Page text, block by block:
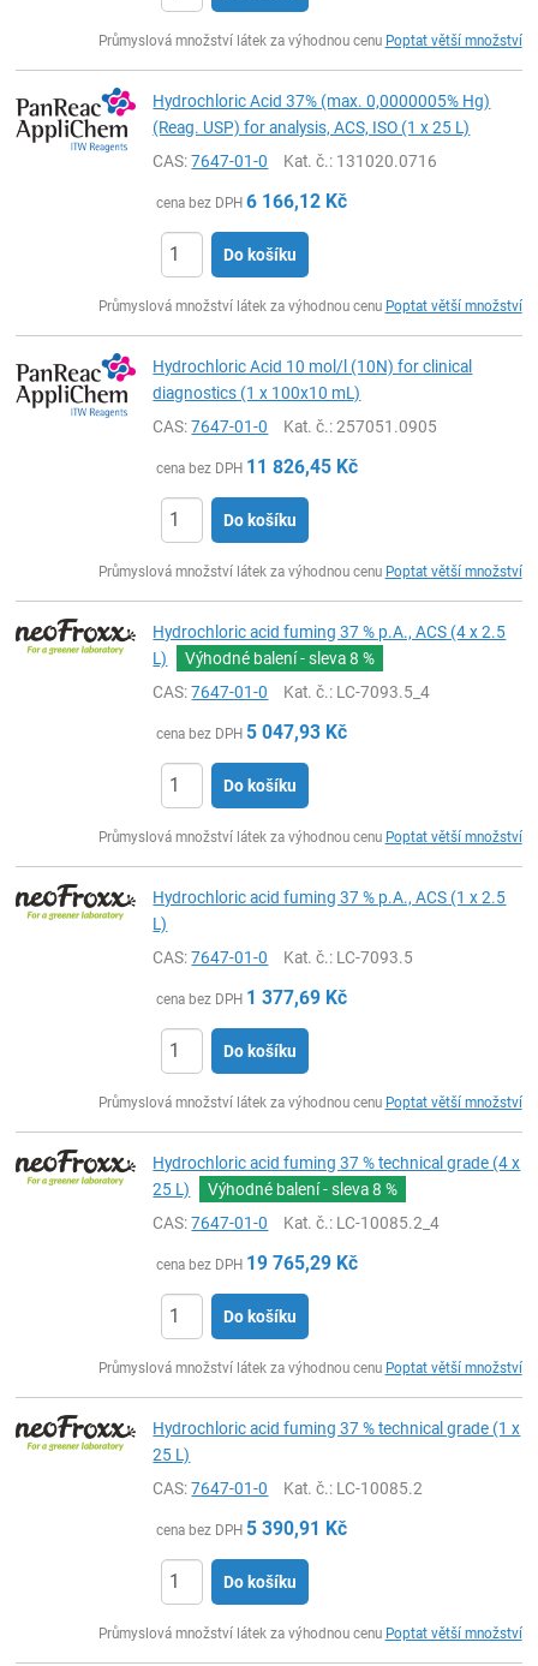
Průmyslová množství látek za výhodnou cenu Poptat větší množství
Hydrochloric Acid 37% (max. 0,0000005% Hg)
(Reag. USP) for analysis, ACS, ISO (1 x 25 L)
CAS:7647-01-0 Kat. č.: 131020.0716
cena bez DPH 6 166,12 Kč
Do košíku
Průmyslová množství látek za výhodnou cenu Poptat větší množství
Hydrochloric Acid 10 mol/l (10N) for clinical
diagnostics (1 x 100x10 mL)
CAS:7647-01-0 Kat. č.: 257051.0905
cena bez DPH 11 826,45 Kč
Do košíku
Průmyslová množství látek za výhodnou cenu Poptat větší množství
Hydrochloric acid fuming 37 % p.A., ACS (4 x 2.5
L)
Výhodné balení - sleva8 %
CAS:7647-01-0 Kat. č.: LC-7093.5_4
cena bez DPH 5 047,93 Kč
Do košíku
Průmyslová množství látek za výhodnou cenu Poptat větší množství
Hydrochloric acid fuming 37 % p.A., ACS (1 x 2.5
L)
CAS:7647-01-0 Kat. č.: LC-7093.5
cena bez DPH 1 377,69 Kč
Do košíku
Průmyslová množství látek za výhodnou cenu Poptat větší množství
Hydrochloric acid fuming 37 % technical grade (4 x
25 L)
Výhodné balení - sleva8 %
CAS:7647-01-0 Kat. č.: LC-10085.2_4
cena bez DPH 19 765,29 Kč
Do košíku
Průmyslová množství látek za výhodnou cenu Poptat větší množství
Hydrochloric acid fuming 37 % technical grade (1 x
25 L)
CAS:7647-01-0 Kat. č.: LC-10085.2
cena bez DPH 5 390,91 Kč
Do košíku
Průmyslová množství látek za výhodnou cenu Poptat větší množství